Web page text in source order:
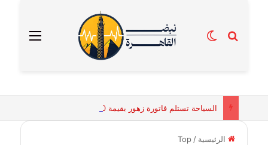
القائمة بحث عنالوضع المظلم
الرئيسية /
Top